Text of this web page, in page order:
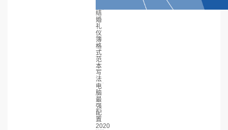
结
婚
礼
仪
簿
格
式
范
本
写
法
电
脑
最
强
配
置
2020